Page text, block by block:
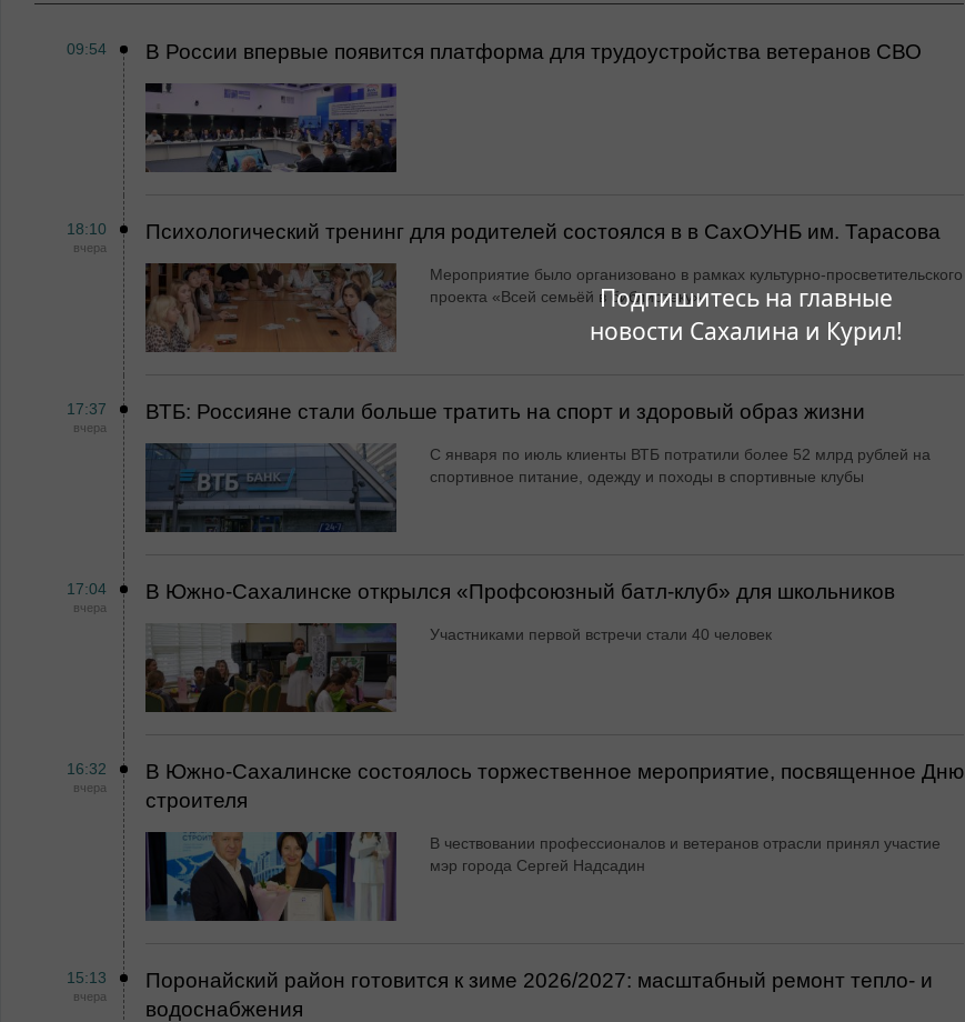
Подпишитесь на главные
новости Сахалина и Курил!
09:54 В России впервые появится платформа для трудоустройства ветеранов СВО
18:10
вчера
Психологический тренинг для родителей состоялся в в СахОУНБ им. Тарасова
Мероприятие было организовано в рамках культурно-просветительского
проекта «Всей семьёй в библиотеку»
17:37
вчера
ВТБ: Россияне стали больше тратить на спорт и здоровый образ жизни
С января по июль клиенты ВТБ потратили более 52 млрд рублей на
спортивное питание, одежду и походы в спортивные клубы
17:04
вчера
В Южно-Сахалинске открылся «Профсоюзный батл-клуб» для школьников
Участниками первой встречи стали 40 человек
16:32
вчера
В Южно-Сахалинске состоялось торжественное мероприятие, посвященное Дню
строителя
В чествовании профессионалов и ветеранов отрасли принял участие
мэр города Сергей Надсадин
15:13
вчера
Поронайский район готовится к зиме 2026/2027: масштабный ремонт тепло- и
водоснабжения